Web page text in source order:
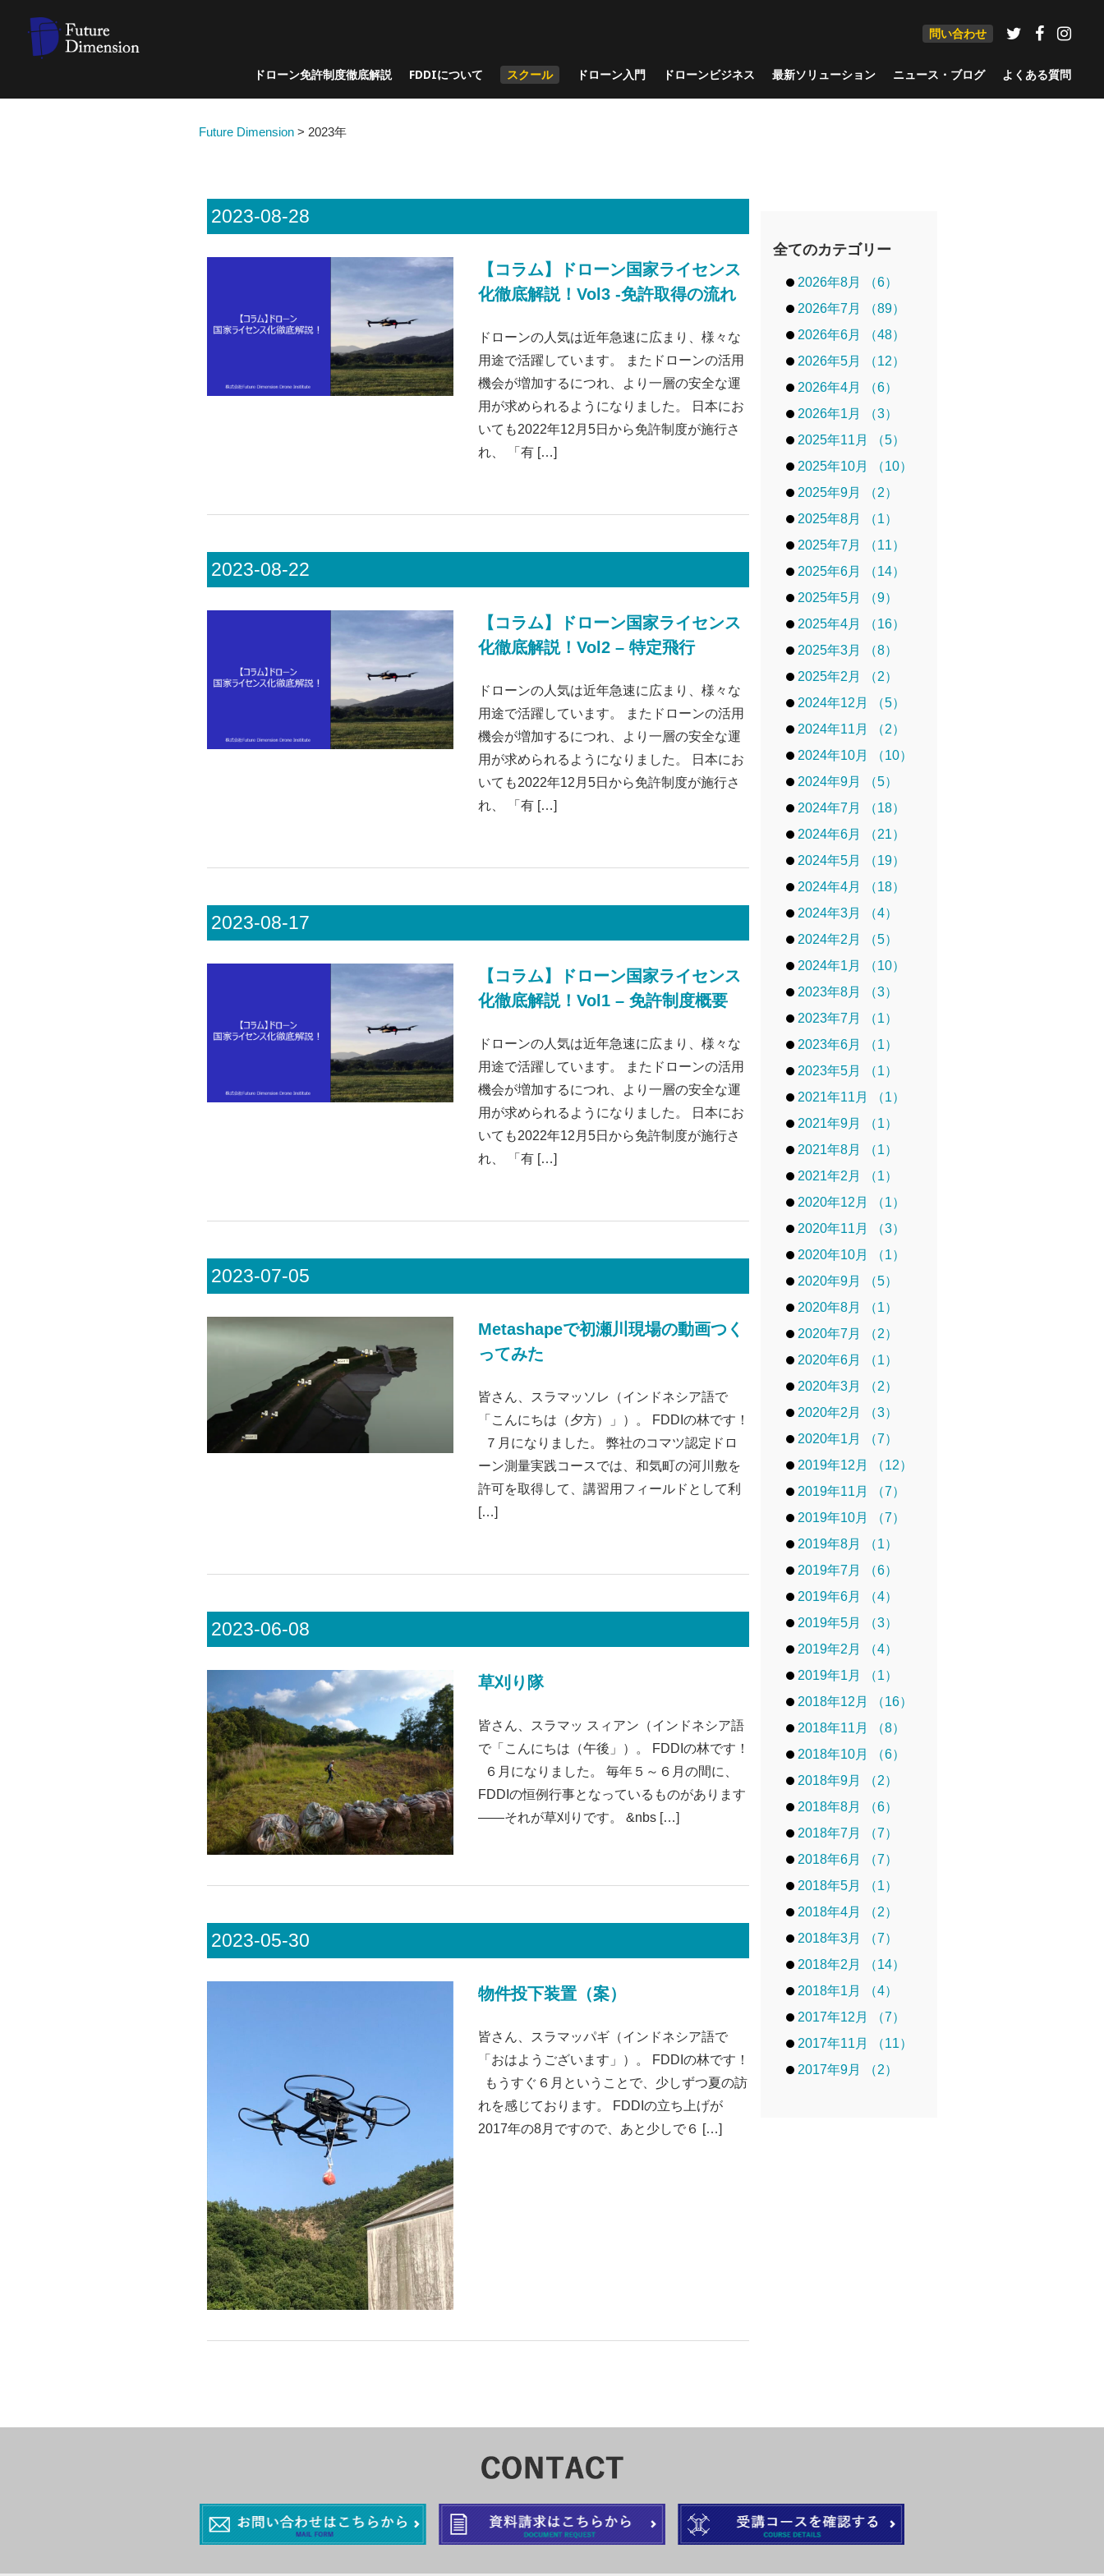
ドローン免許制度徹底解説 FDDIについて スクール ドローン入門 ドローンビジネス 最新ソリューション ニュース・ブログ よくある質問
問い合わせ
Future Dimension > 2023年
2023-08-28
【コラム】ドローン国家ライセンス
化徹底解説！Vol3 -免許取得の流れ
ドローンの人気は近年急速に広まり、様々な
用途で活躍しています。 またドローンの活用
機会が増加するにつれ、より一層の安全な運
用が求められるようになりました。 日本にお
いても2022年12月5日から免許制度が施行さ
れ、 「有 […]
2023-08-22
【コラム】ドローン国家ライセンス
化徹底解説！Vol2 – 特定飛行
ドローンの人気は近年急速に広まり、様々な
用途で活躍しています。 またドローンの活用
機会が増加するにつれ、より一層の安全な運
用が求められるようになりました。 日本にお
いても2022年12月5日から免許制度が施行さ
れ、 「有 […]
2023-08-17
【コラム】ドローン国家ライセンス
化徹底解説！Vol1 – 免許制度概要
ドローンの人気は近年急速に広まり、様々な
用途で活躍しています。 またドローンの活用
機会が増加するにつれ、より一層の安全な運
用が求められるようになりました。 日本にお
いても2022年12月5日から免許制度が施行さ
れ、 「有 […]
2023-07-05
Metashapeで初瀬川現場の動画つく
ってみた
皆さん、スラマッソレ（インドネシア語で
「こんにちは（夕方）」）。 FDDIの林です！
７月になりました。 弊社のコマツ認定ドロ
ーン測量実践コースでは、和気町の河川敷を
許可を取得して、講習用フィールドとして利
[…]
2023-06-08
草刈り隊
皆さん、スラマッ スィアン（インドネシア語
で「こんにちは（午後」）。 FDDIの林です！
６月になりました。 毎年５～６月の間に、
FDDIの恒例行事となっているものがあります
――それが草刈りです。 &nbs […]
2023-05-30
物件投下装置（案）
皆さん、スラマッパギ（インドネシア語で
「おはようございます」）。 FDDIの林です！
もうすぐ６月ということで、少しずつ夏の訪
れを感じております。 FDDIの立ち上げが
2017年の8月ですので、あと少しで６ […]
全てのカテゴリー
2026年8月 （6）
2026年7月 （89）
2026年6月 （48）
2026年5月 （12）
2026年4月 （6）
2026年1月 （3）
2025年11月 （5）
2025年10月 （10）
2025年9月 （2）
2025年8月 （1）
2025年7月 （11）
2025年6月 （14）
2025年5月 （9）
2025年4月 （16）
2025年3月 （8）
2025年2月 （2）
2024年12月 （5）
2024年11月 （2）
2024年10月 （10）
2024年9月 （5）
2024年7月 （18）
2024年6月 （21）
2024年5月 （19）
2024年4月 （18）
2024年3月 （4）
2024年2月 （5）
2024年1月 （10）
2023年8月 （3）
2023年7月 （1）
2023年6月 （1）
2023年5月 （1）
2021年11月 （1）
2021年9月 （1）
2021年8月 （1）
2021年2月 （1）
2020年12月 （1）
2020年11月 （3）
2020年10月 （1）
2020年9月 （5）
2020年8月 （1）
2020年7月 （2）
2020年6月 （1）
2020年3月 （2）
2020年2月 （3）
2020年1月 （7）
2019年12月 （12）
2019年11月 （7）
2019年10月 （7）
2019年8月 （1）
2019年7月 （6）
2019年6月 （4）
2019年5月 （3）
2019年2月 （4）
2019年1月 （1）
2018年12月 （16）
2018年11月 （8）
2018年10月 （6）
2018年9月 （2）
2018年8月 （6）
2018年7月 （7）
2018年6月 （7）
2018年5月 （1）
2018年4月 （2）
2018年3月 （7）
2018年2月 （14）
2018年1月 （4）
2017年12月 （7）
2017年11月 （11）
2017年9月 （2）